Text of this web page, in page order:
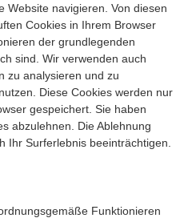
Website navigieren. Von diesen
Cookies in Ihrem Browser
der grundlegenden
sind. Wir verwenden auch
zu analysieren und zu
Diese Cookies werden nur
gespeichert. Sie haben
abzulehnen. Die Ablehnung
Ihr Surferlebnis beeinträchtigen.
Funktionieren